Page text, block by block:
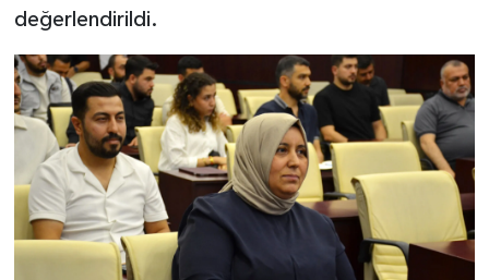
değerlendirildi.